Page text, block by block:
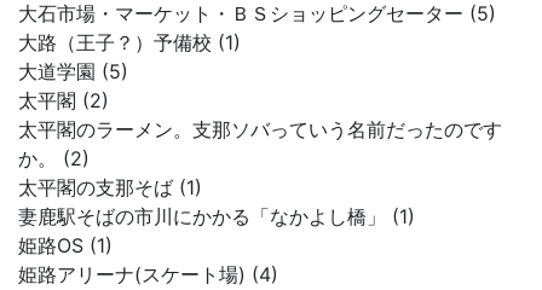
大石市場・マーケット・ＢＳショッピングセーター (5)
大路（王子？）予備校 (1)
大道学園 (5)
太平閣 (2)
太平閣のラーメン。支那ソバっていう名前だったのです
か。 (2)
太平閣の支那そば (1)
妻鹿駅そばの市川にかかる「なかよし橋」 (1)
姫路OS (1)
姫路アリーナ(スケート場) (4)